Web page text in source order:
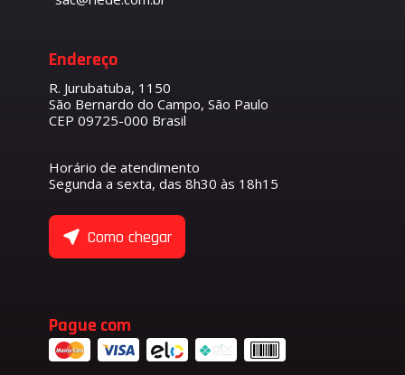
Endereço
R. Jurubatuba, 1150
São Bernardo do Campo, São Paulo
CEP 09725-000 Brasil
Horário de atendimento
Segunda a sexta, das 8h30 às 18h15
Como chegar
Pague com